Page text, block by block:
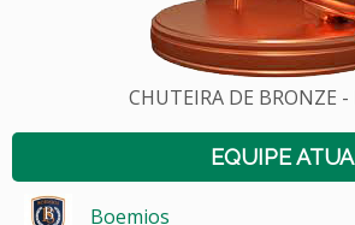
CHUTEIRA DE BRONZE -
EQUIPE
Boemios